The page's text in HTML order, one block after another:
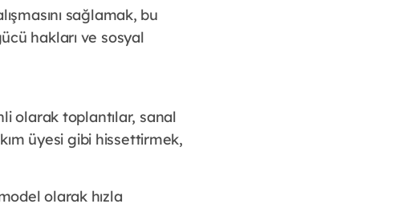
sağlamak, bu
hakları ve sosyal
olarak toplantılar, sanal
üyesi gibi hissettirmek,
olarak hızla